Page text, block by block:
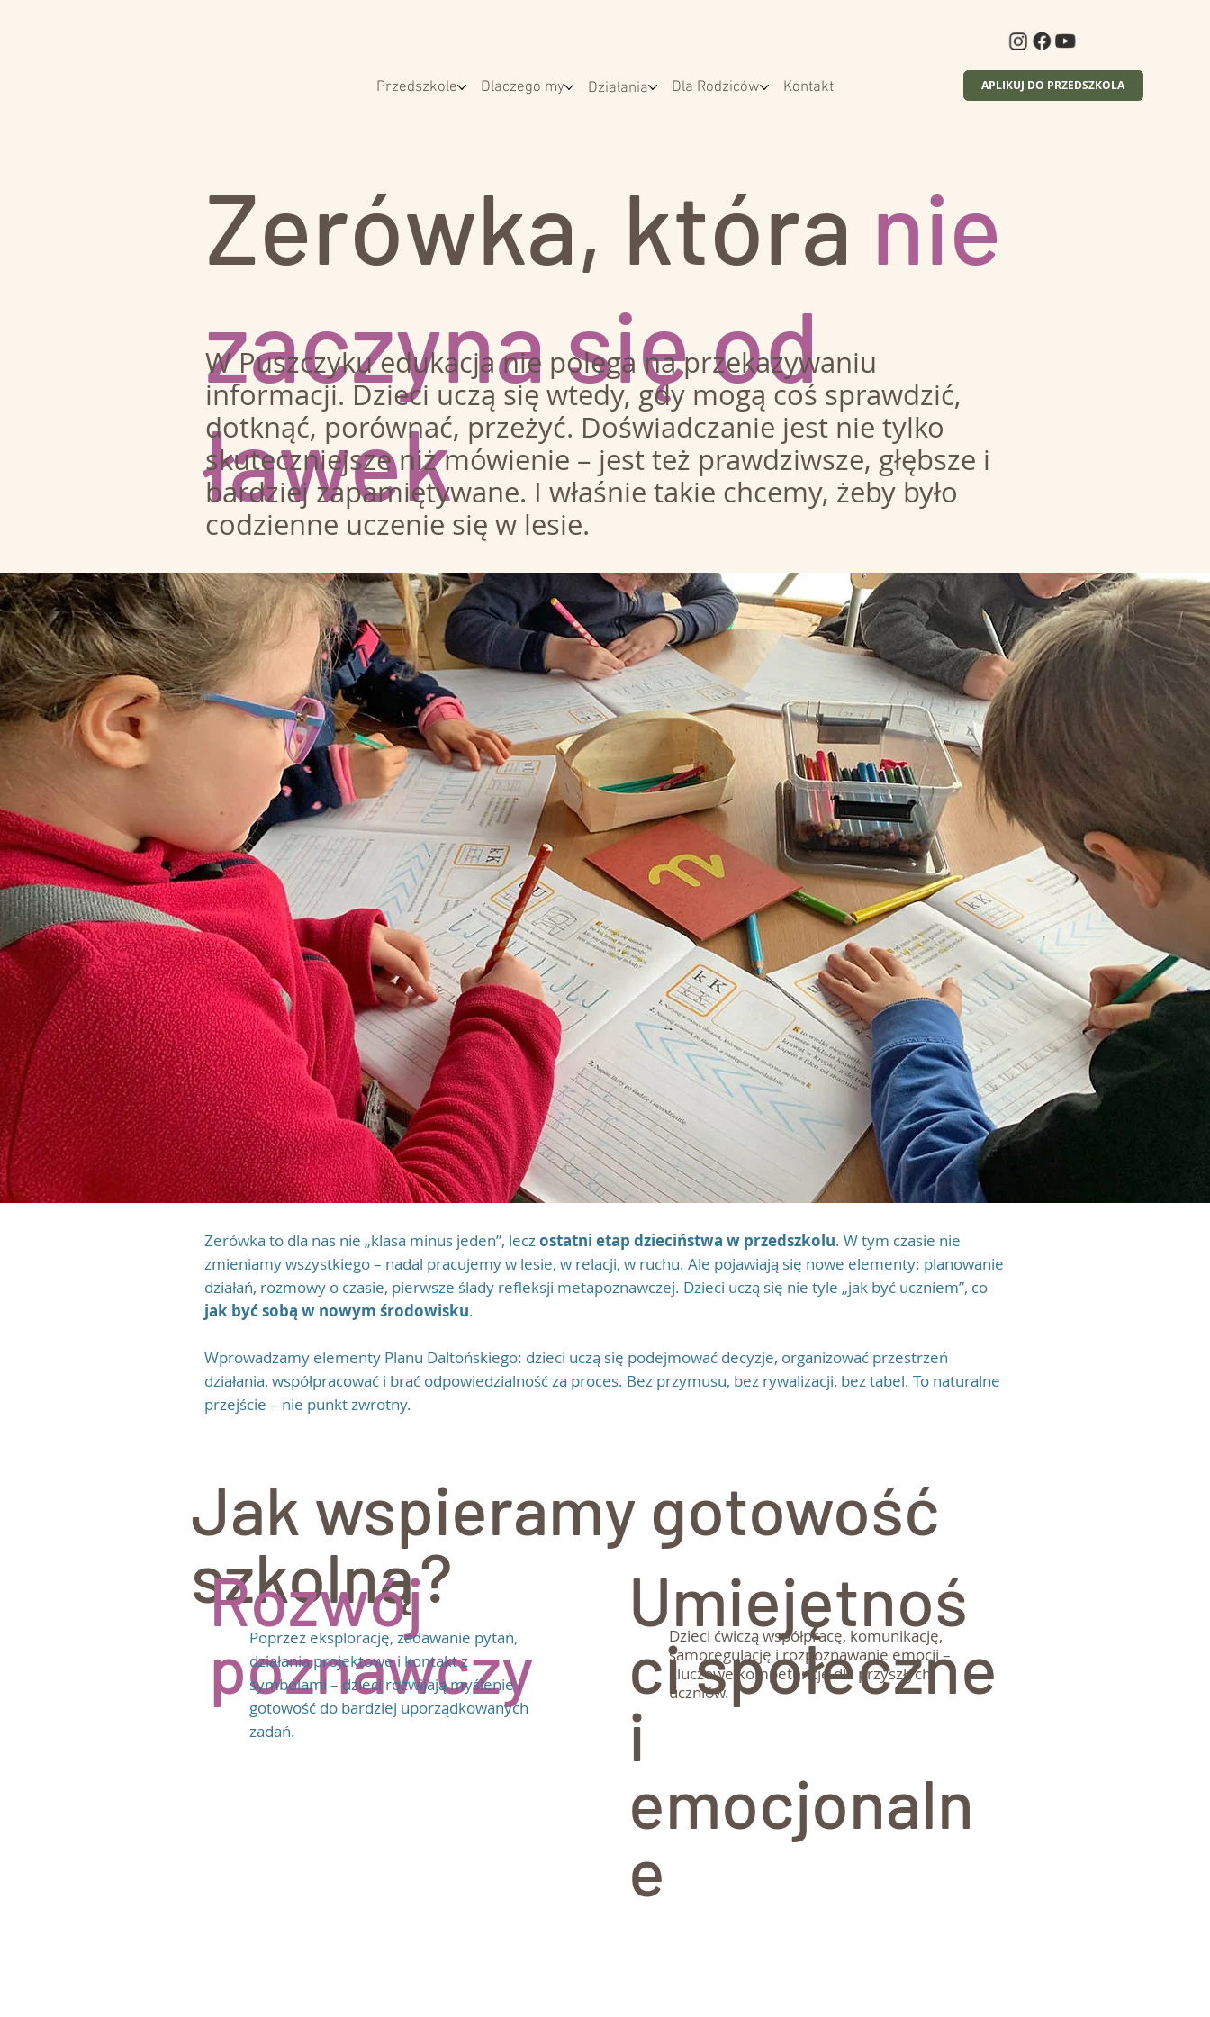
APLIKUJ DO PRZEDSZKOLA
Przedszkole Dlaczego my Działania Dla Rodziców Kontakt
Zerówka, która nie
zaczyna się od
ławek
W Puszczyku edukacja nie polega na przekazywaniu
informacji. Dzieci uczą się wtedy, gdy mogą coś sprawdzić,
dotknąć, porównać, przeżyć. Doświadczanie jest nie tylko
skuteczniejsze niż mówienie – jest też prawdziwsze, głębsze i
bardziej zapamiętywane. I właśnie takie chcemy, żeby było
codzienne uczenie się w lesie.
Zerówka to dla nas nie „klasa minus jeden”, leczostatni etap dzieciństwa w przedszkolu. W tym czasie nie
zmieniamy wszystkiego – nadal pracujemy w lesie, w relacji, w ruchu. Ale pojawiają się nowe elementy: planowanie
działań, rozmowy o czasie, pierwsze ślady refleksji metapoznawczej. Dzieci uczą się nie tyle „jak być uczniem”, co
jak być sobą w nowym środowisku.
Wprowadzamy elementy Planu Daltońskiego: dzieci uczą się podejmować decyzje, organizować przestrzeń
działania, współpracować i brać odpowiedzialność za proces. Bez przymusu, bez rywalizacji, bez tabel. To naturalne
przejście – nie punkt zwrotny.
Jak wspieramy gotowość
szkolną?
Rozwój
poznawczy
Poprzez eksplorację, zadawanie pytań,
działania projektowe i kontakt z
symbolami – dzieci rozwijają myślenie i
gotowość do bardziej uporządkowanych
zadań.
Umiejętnoś
ci społeczne
i
emocjonaln
e
Dzieci ćwiczą współpracę, komunikację,
samoregulację i rozpoznawanie emocji –
kluczowe kompetencje dla przyszłych
uczniów.